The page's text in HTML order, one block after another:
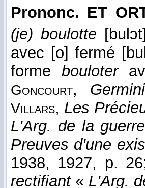
Prononc. ET
(je) boulotte
avec [o] fermé
formebouloter
Goncourt,
Villars, Les
L'Arg. de la
Preuves d'une
1938, 1927, p.
rectifiant« L'Arg.